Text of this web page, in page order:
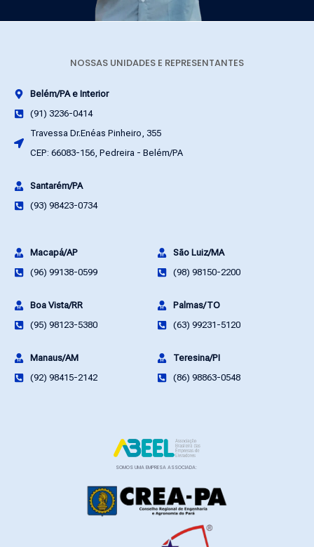
NOSSAS UNIDADES E REPRESENTANTES
Belém/PA e Interior
(91) 3236-0414
Travessa Dr.Enéas Pinheiro, 355
CEP: 66083-156, Pedreira - Belém/PA
Santarém/PA
(93) 98423-0734
Macapá/AP
(96) 99138-0599
São Luiz/MA
(98) 98150-2200
Boa Vista/RR
(95) 98123-5380
Palmas/TO
(63) 99231-5120
Manaus/AM
(92) 98415-2142
Teresina/PI
(86) 98863-0548
SOMOS UMA EMPRESA ASSOCIADA: